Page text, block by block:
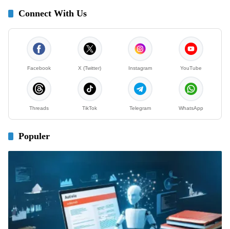
Connect With Us
Facebook X (Twitter) Instagram YouTube
Threads TikTok Telegram WhatsApp
Populer